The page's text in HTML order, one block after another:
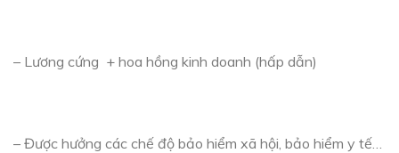
– Lương cứng + hoa hồng kinh doanh (hấp dẫn)
– Được hưởng các chế độ bảo hiểm xã hội, bảo hiểm y tế…